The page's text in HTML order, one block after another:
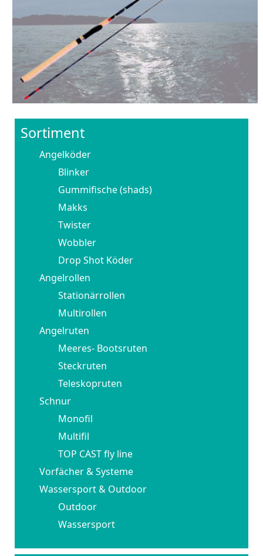
Sortiment
Angelköder
Blinker
Gummifische (shads)
Makks
Twister
Wobbler
Drop Shot Köder
Angelrollen
Stationärrollen
Multirollen
Angelruten
Meeres- Bootsruten
Steckruten
Teleskopruten
Schnur
Monofil
Multifil
TOP CAST fly line
Vorfächer & Systeme
Wassersport & Outdoor
Outdoor
Wassersport